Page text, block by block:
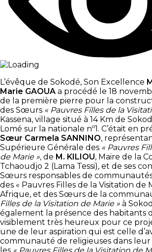
L’évêque de Sokodé, Son Excellence
Marie GAOUA a procédé le 18
de la première pierre pour la
des Sœurs « Pauvres Filles de la
Kassena, village situé à 14 Km de
Lomé sur la nationale nº1. C’était en
Sœur Carmela SANNINO,
Supérieure Générale des « Pauvres
de Marie », de M. KILIOU, Maire de la
Tchaoudjo 2 (Lama Tessi), et de ses
Sœurs responsables de
des « Pauvres Filles de la Visitation de
Afrique, et des Sœurs de la
Filles de la Visitation de Marie » à
également la présence des habitants
visiblement très heureux pour ce
une de leur aspiration qui est celle
communauté de religieuses dans leur